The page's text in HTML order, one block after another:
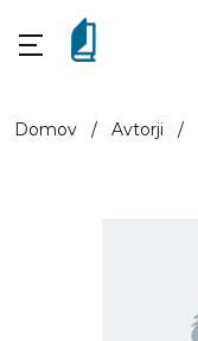
Domov / Avtorji /